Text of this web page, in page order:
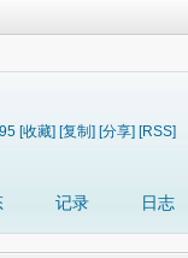
[收藏] [复制] [分享] [RSS]
记录 日志